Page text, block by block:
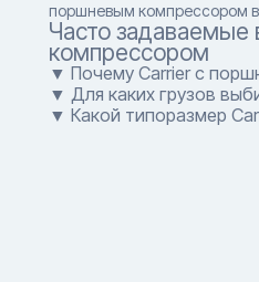
поршневым компрессором
Часто
компрессором
▼ Почему Carrier с
▼ Для каких грузов
▼ Какой типоразмер